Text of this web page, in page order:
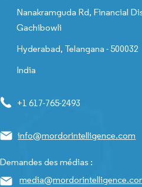
Nanakramguda Rd, Financial
Gachibowli
Hyderabad, Telangana - 500032
India
+1 617-765-2493
info@mordorintelligence.com
Demandes des médias :